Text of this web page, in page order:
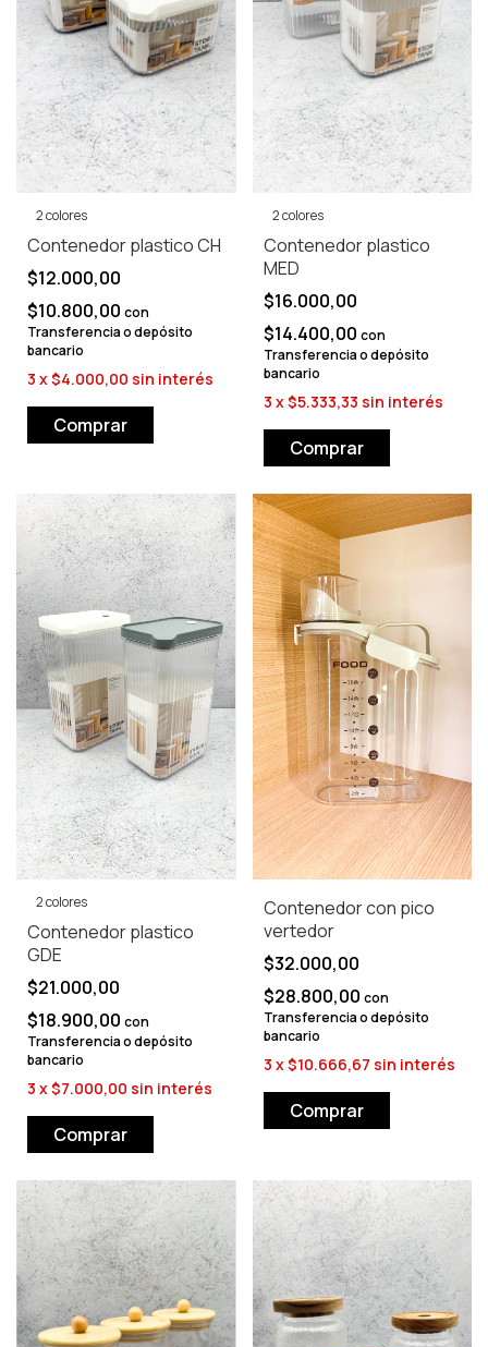
2 colores
Contenedor plastico CH
$12.000,00
$10.800,00 con
Transferencia o depósito
bancario
3 x$4.000,00 sin interés
Comprar
2 colores
Contenedor plastico
MED
$16.000,00
$14.400,00 con
Transferencia o depósito
bancario
3 x$5.333,33 sin interés
Comprar
2 colores
Contenedor plastico
GDE
$21.000,00
$18.900,00 con
Transferencia o depósito
bancario
3 x$7.000,00 sin interés
Comprar
Contenedor con pico
vertedor
$32.000,00
$28.800,00 con
Transferencia o depósito
bancario
3 x$10.666,67 sin interés